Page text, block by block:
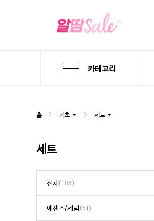
카테고리
홈 기초 세트
세트
전체(183)
에센스/세럼(51)